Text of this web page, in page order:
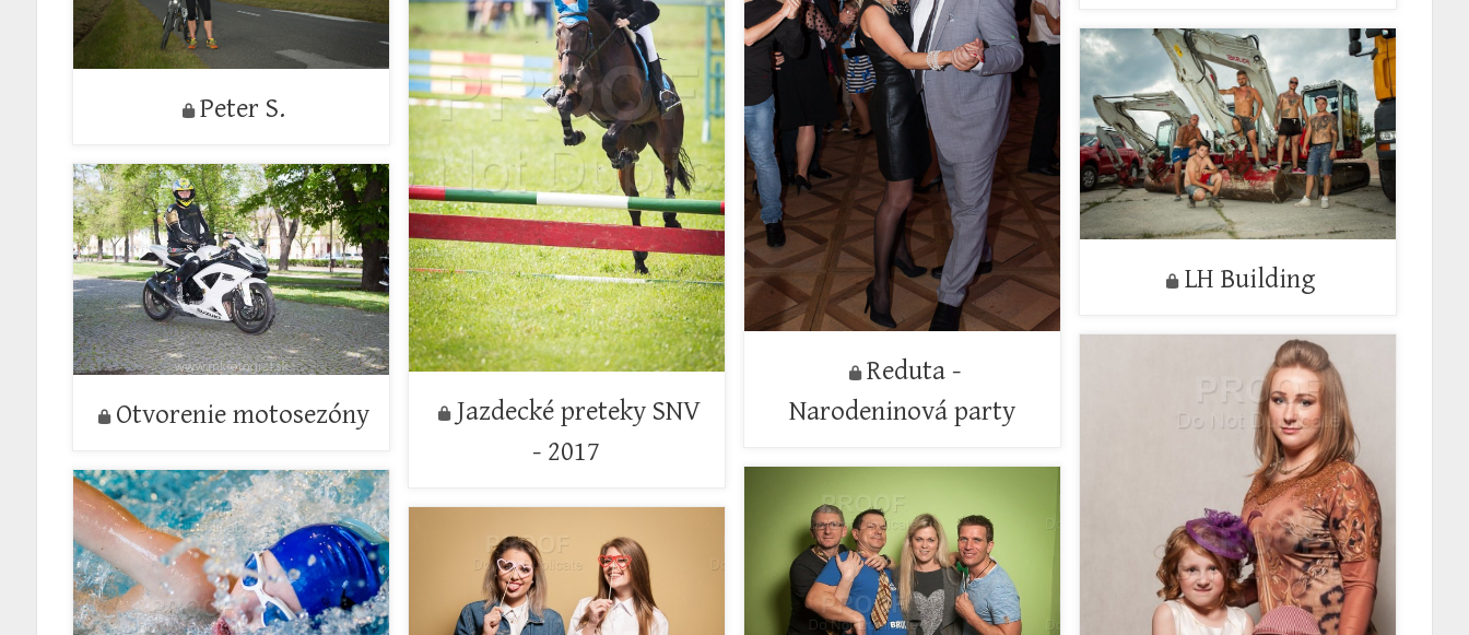
Peter S.
Reduta -
Narodeninová party
Jazdecké preteky SNV
- 2017
LH Building
Otvorenie motosezóny